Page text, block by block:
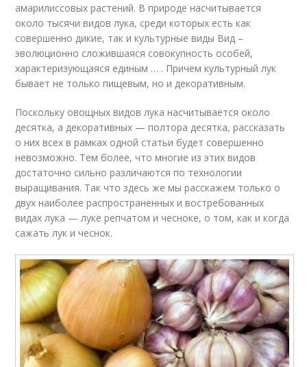
амарилиссовых растений. В природе насчитывается
около тысячи видов лука, среди которых есть как
совершенно дикие, так и культурные виды Вид –
эволюционно сложившаяся совокупность особей,
характеризующаяся единым … . Причем культурный лук
бывает не только пищевым, но и декоративным.
Поскольку овощных видов лука насчитывается около
десятка, а декоративных — полтора десятка, рассказать
о них всех в рамках одной статьи будет совершенно
невозможно. Тем более, что многие из этих видов
достаточно сильно различаются по технологии
выращивания. Так что здесь же мы расскажем только о
двух наиболее распространенных и востребованных
видах лука — луке репчатом и чесноке, о том, как и когда
сажать лук и чеснок.